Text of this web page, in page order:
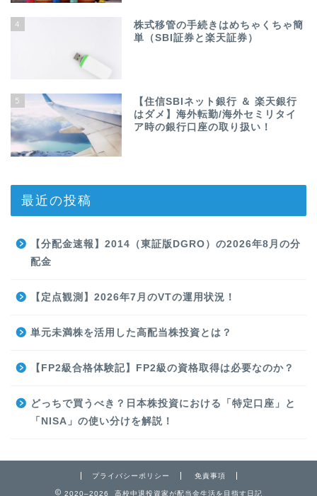
4
株式移管の手続きはめちゃくちゃ簡
単（SBI証券と楽天証券）
5
【住信SBIネット銀行 ＆ 楽天銀行
はダメ】海外転勤/海外セミリタイ
ア時の銀行口座の取り扱い！
最近の投稿
【分配金速報】2014（東証版DGRO）の2026年8月の分
配金
【定点観測】2026年7月のVTの運用状況！
単元未満株を活用した高配当株投資とは？
【FP2級合格体験記】FP2級の資格取得は必要なのか？
どっちで買うべき？日本株投資における「特定口座」と
「NISA」の使い分けを解説！
プライバシーポリシー 免責事項
2020–2026 高校中退投資家が配当金生活を目指す日記